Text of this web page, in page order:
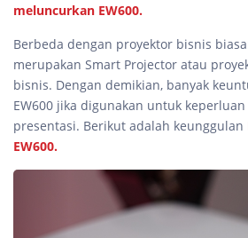
meluncurkan EW600.
Berbeda dengan proyektor bisnis
merupakan Smart Projector atau
bisnis. Dengan demikian, banyak
EW600 jika digunakan untuk
presentasi. Berikut adalah keunggulan
EW600.